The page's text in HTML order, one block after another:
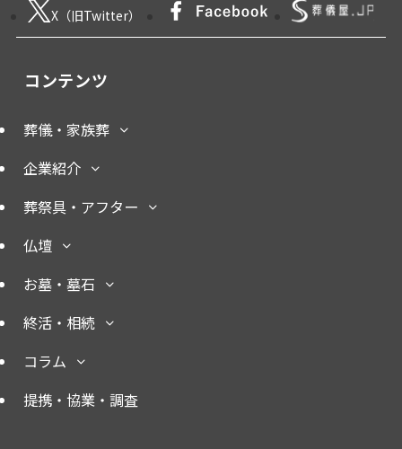
X（旧Twitter）
コンテンツ
葬儀・家族葬
企業紹介
葬祭具・アフター
仏壇
お墓・墓石
終活・相続
コラム
提携・協業・調査